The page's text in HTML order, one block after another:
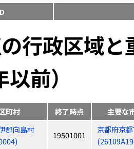
行政区域
前）
町村 終了時点 主要な
郡向島村
19501001
京都府京